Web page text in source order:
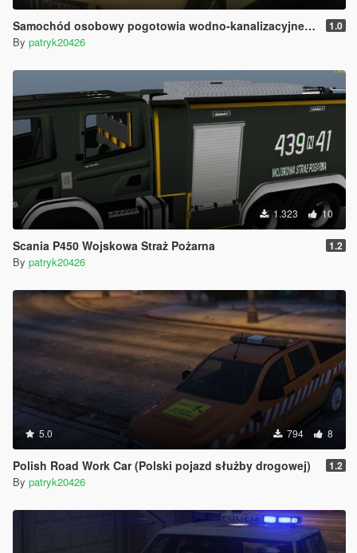
Samochód osobowy pogotowia wodno-kanalizacyjnego 1.0
By patryk20426
1.323 10
Scania P450 Wojskowa Straż Pożarna 1.2
By patryk20426
5.0 794 8
Polish Road Work Car (Polski pojazd służby drogowej) 1.2
By patryk20426